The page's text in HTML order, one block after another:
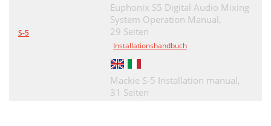
S-5
Euphonix S5 Digital Audio Mixing
System Operation Manual,
29 Seiten
Installationshandbuch
Mackie S-5 Installation manual,
31 Seiten